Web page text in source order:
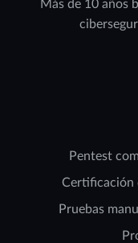
Más de 10 años
Pentest
Certificación
Pruebas